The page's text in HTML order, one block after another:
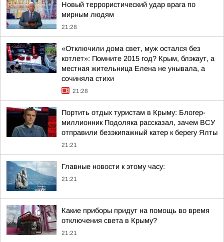
Новый террористический удар врага по
мирным людям
21:28
«Отключили дома свет, муж остался без
котлет»: Помните 2015 год? Крым, блэкаут, а
местная жительница Елена не унывала, а
сочиняла стихи
21:28
Портить отдых туристам в Крыму: Блогер-
миллионник Подоляка рассказал, зачем ВСУ
отправили безэкипажный катер к берегу Ялты
21:21
Главные новости к этому часу:
21:21
Какие приборы придут на помощь во время
отключения света в Крыму?
21:21